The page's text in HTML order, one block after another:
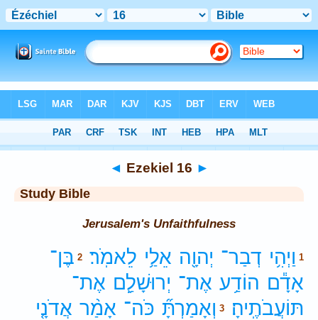
> Ezekiel 16
◄ Ezekiel 16 ►
Study Bible
Jerusalem's Unfaithfulness
1 וַיְהִ֥י דְבַר־ יְהוָ֖ה אֵלַ֥י לֵאמֹֽר׃ 2 בֶּן־
אָדָ֕ם הוֹדַ֥ע אֶת־ יְרוּשָׁלִַ֖ם אֶת־
תּוֹעֲבֹתֶֽיהָ׃
3 וְאָמַרְתָּ֞ כֹּה־ אָמַ֨ר אֲדֹנָ֤י